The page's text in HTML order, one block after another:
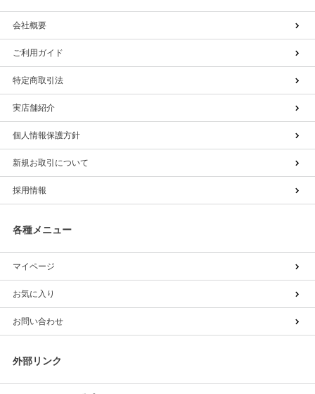
会社概要
ご利用ガイド
特定商取引法
実店舗紹介
個人情報保護方針
新規お取引について
採用情報
各種メニュー
マイページ
お気に入り
お問い合わせ
外部リンク